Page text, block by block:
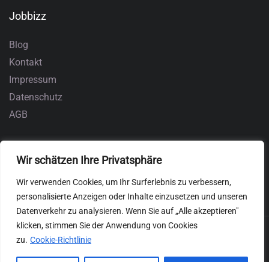
Wir schätzen Ihre Privatsphäre
Wir verwenden Cookies, um Ihr Surferlebnis zu verbessern,
personalisierte Anzeigen oder Inhalte einzusetzen und unseren
Datenverkehr zu analysieren. Wenn Sie auf „Alle akzeptieren"
klicken, stimmen Sie der Anwendung von Cookies
zu. Cookie-Richtlinie
Jobbizz
Blog
Kontakt
Impressum
Datenschutz
AGB